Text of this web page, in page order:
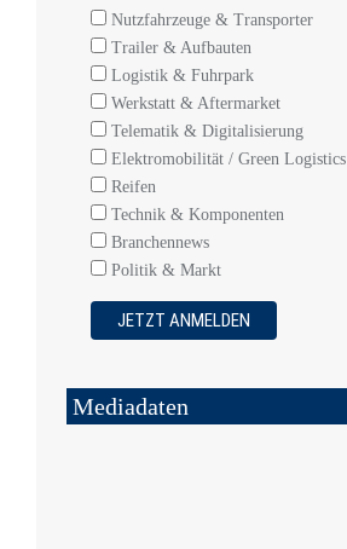
Nutzfahrzeuge & Transporter
Trailer & Aufbauten
Logistik & Fuhrpark
Werkstatt & Aftermarket
Telematik & Digitalisierung
Elektromobilität / Green Logistics
Reifen
Technik & Komponenten
Branchennews
Politik & Markt
Mediadaten